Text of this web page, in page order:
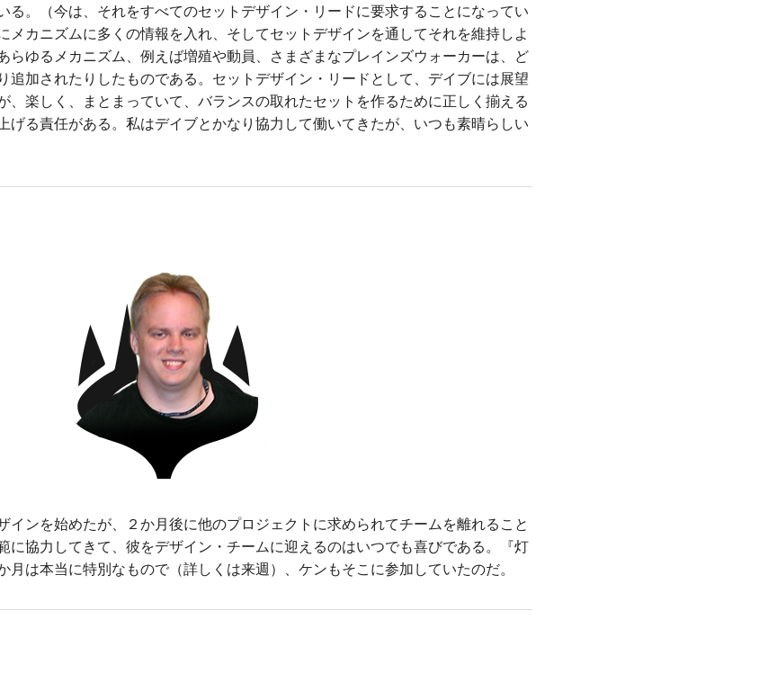
る。（今は、それをすべてのセットデザイン・リードに要求することになってい
メカニズムに多くの情報を入れ、そしてセットデザインを通してそれを維持しよ
らゆるメカニズム、例えば増殖や動員、さまざまなプレインズウォーカーは、ど
追加されたりしたものである。セットデザイン・リードとして、デイブには展望
、楽しく、まとまっていて、バランスの取れたセットを作るために正しく揃える
げる責任がある。私はデイブとかなり協力して働いてきたが、いつも素晴らしい
ンを始めたが、２か月後に他のプロジェクトに求められてチームを離れること
に協力してきて、彼をデザイン・チームに迎えるのはいつでも喜びである。『灯
は本当に特別なもので（詳しくは来週）、ケンもそこに参加していたのだ。